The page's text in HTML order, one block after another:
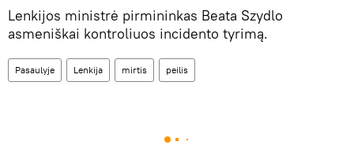
Lenkijos ministrė pirmininkas Beata Szydlo
asmeniškai kontroliuos incidento tyrimą.
Pasaulyje Lenkija mirtis peilis